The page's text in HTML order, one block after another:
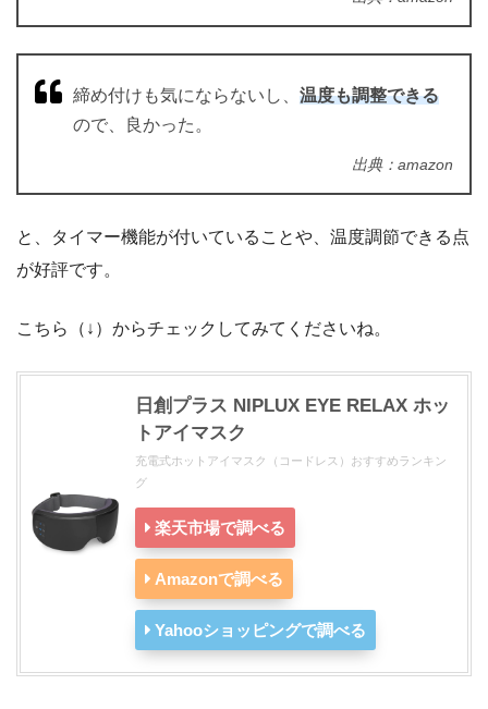
締め付けも気にならないし、 温度も調整できる
ので、良かった。
出典：amazon
と、タイマー機能が付いていることや、温度調節できる点
が好評です。
こちら（↓）からチェックしてみてくださいね。
日創プラス NIPLUX EYE RELAX ホッ
トアイマスク
充電式ホットアイマスク（コードレス）おすすめランキン
グ
楽天市場で調べる
Amazonで調べる
Yahooショッピングで調べる